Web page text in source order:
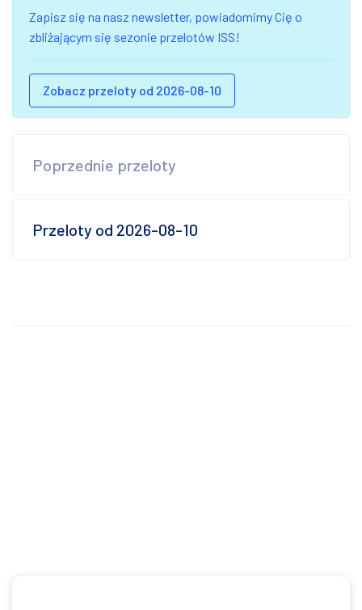
Zapisz się na nasz newsletter, powiadomimy Cię o
zbliżającym się sezonie przelotów ISS!
Zobacz przeloty od 2026-08-10
Poprzednie przeloty
Przeloty od 2026-08-10